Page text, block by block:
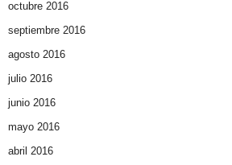
octubre 2016
septiembre 2016
agosto 2016
julio 2016
junio 2016
mayo 2016
abril 2016